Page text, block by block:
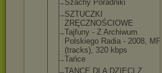
Szachy Poradniki
SZTUCZKI
ZRĘCZNOŚCIOWE
Tajfuny - Z Archiwum
Polskiego Radia - 2008, MP3
(tracks), 320 kbps
Tańce
TANCE DLA DZIECI Z